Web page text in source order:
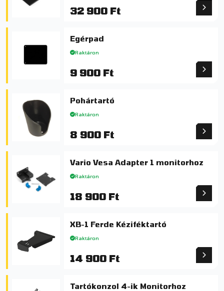
32 900 Ft
Egérpad
Raktáron
9 900 Ft
Pohártartó
Raktáron
8 900 Ft
Vario Vesa Adapter 1 monitorhoz
Raktáron
18 900 Ft
XB-1 Ferde Kéziféktartó
Raktáron
14 900 Ft
Tartókonzol 4-ik Monitorhoz